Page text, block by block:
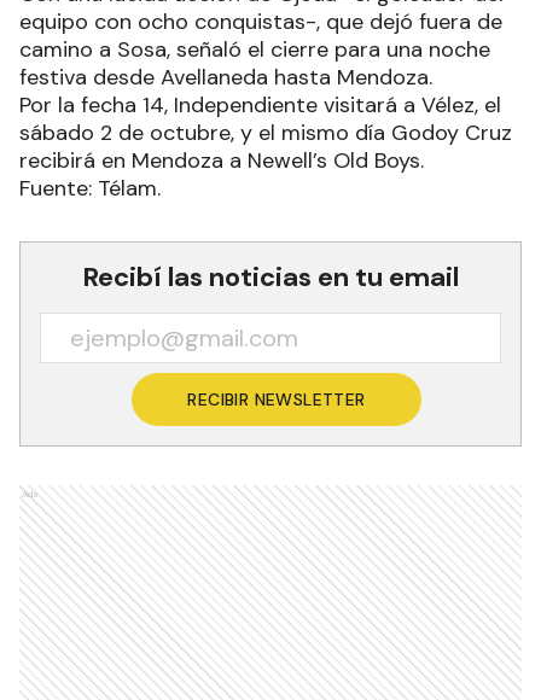
supuesta igualdad.
Luego de una maniobra individual de Velasco, que
depositó el balón en los pies del ingresado
Rodrigo Márquez, de las inferiores rojas, éste
sumó otra hábil maniobra al borde del área rival
para definir con remate cruzado a la derecha de
Espínola, descontando sobre los 14’.
Con una lúcida acción de Ojeda -el goleador del
equipo con ocho conquistas-, que dejó fuera de
festiva desde Avellaneda hasta Mendoza.
Por la fecha 14, Independiente visitará a Vélez, el
sábado 2 de octubre, y el mismo día Godoy Cruz
recibirá en Mendoza a Newell’s Old Boys.
Fuente: Télam.
Recibí las noticias en tu email
RECIBIR NEWSLETTER